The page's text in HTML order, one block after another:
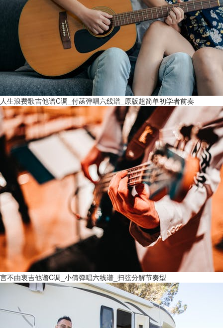
人生浪费歌吉他谱C调_付菡弹唱六线谱_原版超简单初学者前奏
言不由衷吉他谱C调_小倩弹唱六线谱_扫弦分解节奏型